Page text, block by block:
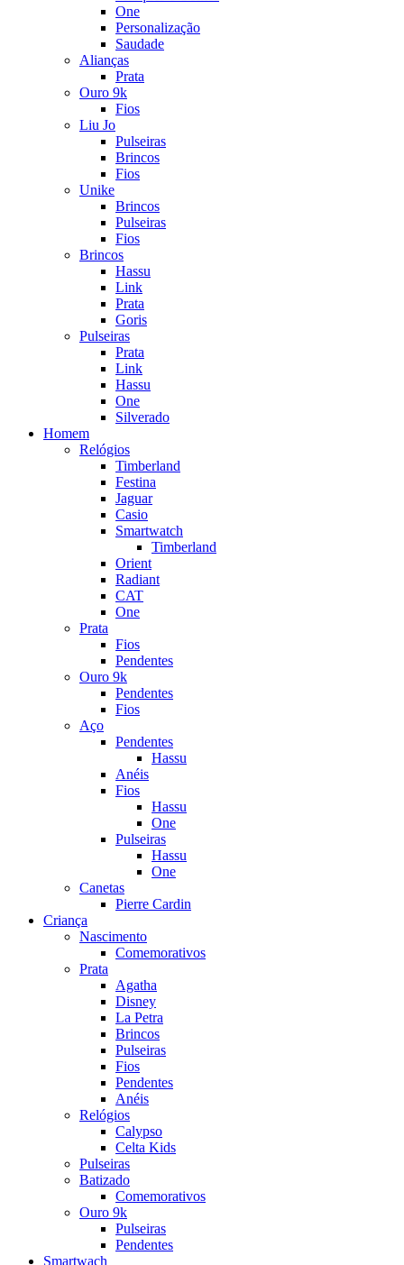
One
Personalização
Saudade
Alianças
Prata
Ouro 9k
Fios
Liu Jo
Pulseiras
Brincos
Fios
Unike
Brincos
Pulseiras
Fios
Brincos
Hassu
Link
Prata
Goris
Pulseiras
Prata
Link
Hassu
One
Silverado
Homem
Relógios
Timberland
Festina
Jaguar
Casio
Smartwatch
Timberland
Orient
Radiant
CAT
One
Prata
Fios
Pendentes
Ouro 9k
Pendentes
Fios
Aço
Pendentes
Hassu
Anéis
Fios
Hassu
One
Pulseiras
Hassu
One
Canetas
Pierre Cardin
Criança
Nascimento
Comemorativos
Prata
Agatha
Disney
La Petra
Brincos
Pulseiras
Fios
Pendentes
Anéis
Relógios
Calypso
Celta Kids
Pulseiras
Batizado
Comemorativos
Ouro 9k
Pulseiras
Pendentes
Smartwach